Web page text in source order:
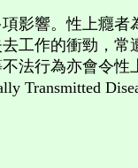
響。性上癮者
工作的衝勁，
法行為亦會令
Transmitted